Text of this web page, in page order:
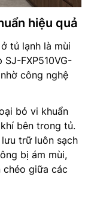
hiệu quả
tủ lạnh là mùi
FXP510VG-
công nghệ
bỏ vi khuẩn
bên trong tủ.
trữ luôn sạch
bị ám mùi,
chéo giữa các